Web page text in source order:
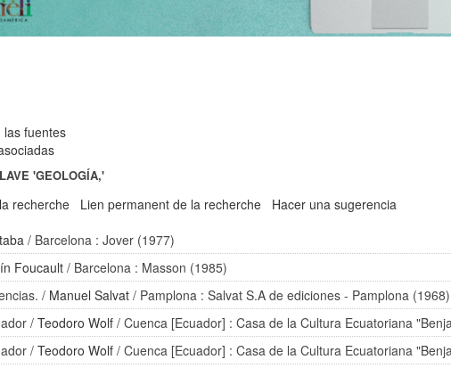
las fuentes
'GEOLOGÍA,'
recherche Lien permanent de la recherche
Hacer una sugerencia
/ Barcelona : Jover (1977)
Foucault/ Barcelona : Masson (1985)
/ Manuel Salvat / Pamplona : Salvat S.A de ediciones - Pamplona (1968)
/Teodoro Wolf / Cuenca [Ecuador] : Casa de la Cultura Ecuatoriana
/Teodoro Wolf / Cuenca [Ecuador] : Casa de la Cultura Ecuatoriana